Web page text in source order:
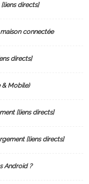
directs]
connectée
directs]
& Mobile)
[liens directs]
[liens directs]
Android ?